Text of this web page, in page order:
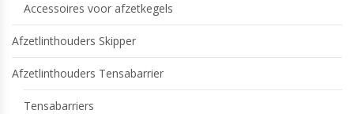
Accessoires voor afzetkegels
Afzetlinthouders Skipper
Afzetlinthouders Tensabarrier
Tensabarriers